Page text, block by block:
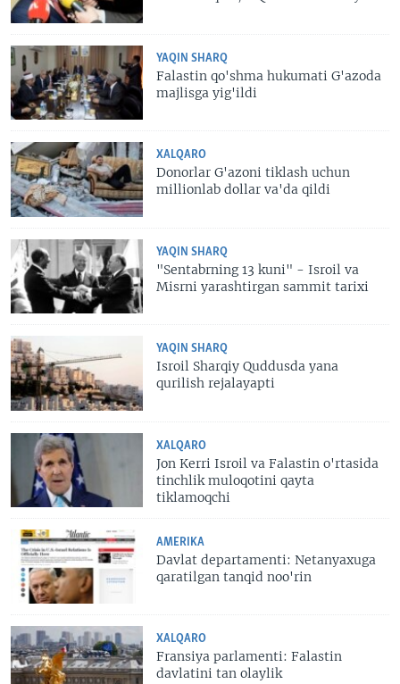
YAQIN SHARQ
Falastin qo'shma hukumati G'azoda
majlisga yig'ildi
XALQARO
Donorlar G'azoni tiklash uchun
millionlab dollar va'da qildi
YAQIN SHARQ
"Sentabrning 13 kuni" - Isroil va
Misrni yarashtirgan sammit tarixi
YAQIN SHARQ
Isroil Sharqiy Quddusda yana
qurilish rejalayapti
XALQARO
Jon Kerri Isroil va Falastin o'rtasida
tinchlik muloqotini qayta
tiklamoqchi
AMERIKA
Davlat departamenti: Netanyaxuga
qaratilgan tanqid noo'rin
XALQARO
Fransiya parlamenti: Falastin
davlatini tan olaylik